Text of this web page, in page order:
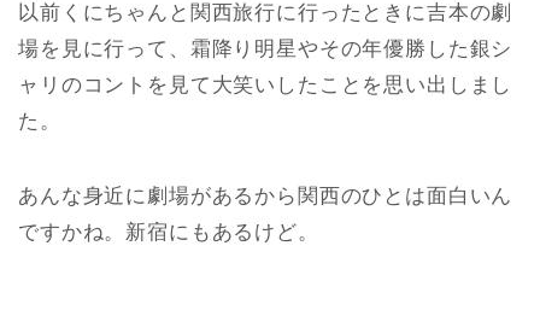
以前くにちゃんと関西旅行に行ったときに吉本の劇
場を見に行って、霜降り明星やその年優勝した銀シ
ャリのコントを見て大笑いしたことを思い出しまし
た。
あんな身近に劇場があるから関西のひとは面白いん
ですかね。新宿にもあるけど。